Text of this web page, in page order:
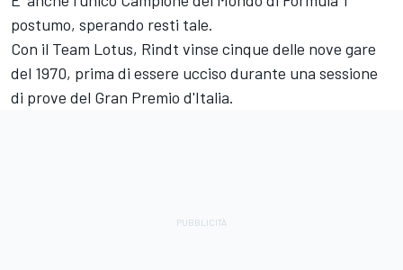
postumo, sperando resti tale.
Con il Team Lotus, Rindt vinse cinque delle nove gare
del 1970, prima di essere ucciso durante una sessione
di prove del Gran Premio d'Italia.